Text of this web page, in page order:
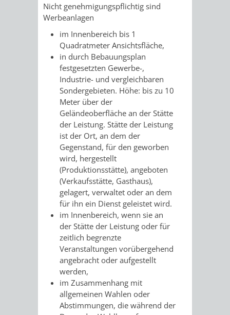
ANTRAGSVERFAHREN
VERMIETE
DOCH
AN
DEINE
STADT
WIEDERVERMIETUNGSPRÄMIE
BÄDER
BAU)
GEBÄUDEBETRIEB
AMT
Nicht genehmigungspflichtig sind
Werbeanlagen
im Innenbereich bis 1
Quadratmeter Ansichtsfläche,
in durch Bebauungsplan
festgesetzten Gewerbe-,
Industrie- und vergleichbaren
Sondergebieten. Höhe: bis zu 10
Meter über der
Geländeoberfläche an der Stätte
der Leistung. Stätte der Leistung
ist der Ort, an dem der
Gegenstand, für den geworben
wird, hergestellt
(Produktionsstätte), angeboten
(Verkaufsstätte, Gasthaus),
gelagert, verwaltet oder an dem
für ihn ein Dienst geleistet wird.
im Innenbereich, wenn sie an
der Stätte der Leistung oder für
zeitlich begrenzte
Veranstaltungen vorübergehend
angebracht oder aufgestellt
werden,
im Zusammenhang mit
allgemeinen Wahlen oder
Abstimmungen, die während der